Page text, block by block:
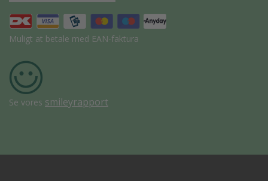
Muligt at betale med EAN-faktura
Se vores smileyrapport